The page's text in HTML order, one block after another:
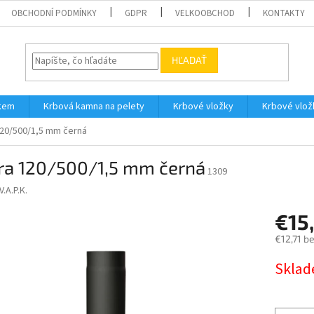
OBCHODNÍ PODMÍNKY GDPR VELKOOBCHOD KONTAKTY
HĽADAŤ
Krbová kamna na pelety Krbové vložky Krbové
500/1,5 mm černá
120/500/1,5 mm černá 1309
V.A.P.K.
€12,71
cena: